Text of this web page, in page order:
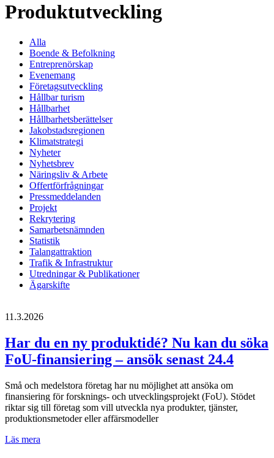
Produktutveckling
Alla
Boende & Befolkning
Entreprenörskap
Evenemang
Företagsutveckling
Hållbar turism
Hållbarhet
Hållbarhetsberättelser
Jakobstadsregionen
Klimatstrategi
Nyheter
Nyhetsbrev
Näringsliv & Arbete
Offertförfrågningar
Pressmeddelanden
Projekt
Rekrytering
Samarbetsnämnden
Statistik
Talangattraktion
Trafik & Infrastruktur
Utredningar & Publikationer
Ägarskifte
11.3.2026
Har du en ny produktidé? Nu kan du söka
FoU-finansiering – ansök senast 24.4
Små och medelstora företag har nu möjlighet att ansöka om
finansiering för forsknings- och utvecklingsprojekt (FoU). Stödet
riktar sig till företag som vill utveckla nya produkter, tjänster,
produktionsmetoder eller affärsmodeller
Läs mera